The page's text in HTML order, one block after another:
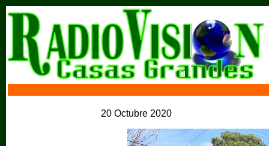
20 Octubre 2020